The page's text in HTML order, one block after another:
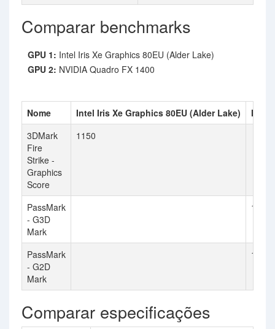
Comparar benchmarks
GPU 1: Intel Iris Xe Graphics 80EU (Alder Lake)
GPU 2: NVIDIA Quadro FX 1400
Nome Intel Iris Xe Graphics 80EU (Alder Lake)
3DMark
Fire
Strike -
Graphics
Score
1150
PassMark
- G3D
Mark
124
PassMark
- G2D
Mark
152
Comparar especificações